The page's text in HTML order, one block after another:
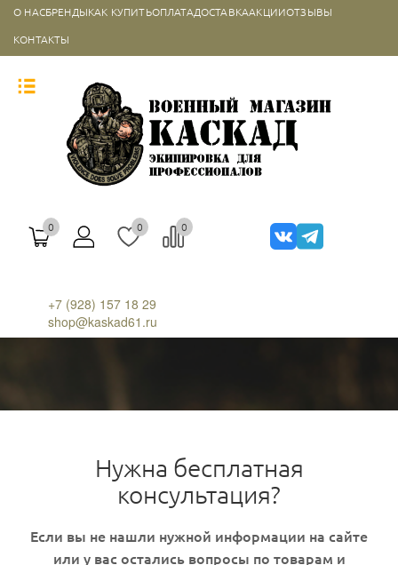
О НАСБРЕНДЫКАК КУПИТЬОПЛАТАДОСТАВКААКЦИИОТЗЫВЫ
КОНТАКТЫ
0 0 0
+7 (928) 157 18 29
shop@kaskad61.ru
Нужна бесплатная
консультация?